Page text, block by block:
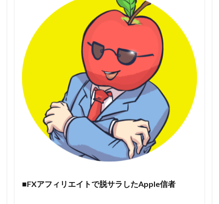
■FXアフィリエイトで脱サラしたApple信者